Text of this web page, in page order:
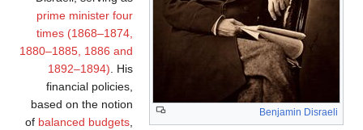
Benjamin Disraeli
prime minister four
times (1868–1874,
1880–1885, 1886 and
1892–1894) . His
financial policies,
based on the notion
of balanced budgets